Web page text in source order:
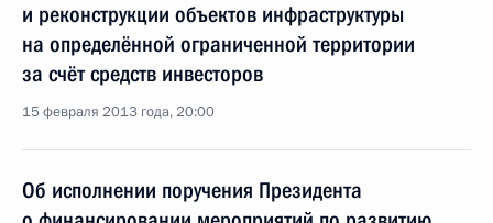
и реконструкции объектов инфраструктуры
на определённой ограниченной территории
за счёт средств инвесторов
15 февраля 2013 года, 20:00
Об исполнении поручения Президента